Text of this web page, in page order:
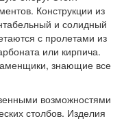
Конструкции из
и солидный
с пролетами из
или кирпича.
знающие все
возможностями
столбов. Изделия